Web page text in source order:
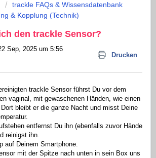
trackle FAQs & Wissensdatenbank
& Kopplung (Technik)
den trackle Sensor?
Drucken
Sep, 2025 um 5:56
trackle Sensor führst Du vor dem
vaginal, mit gewaschenen Händen, wie einen
bleibt er die ganze Nacht und misst Deine
entfernst Du ihn (ebenfalls zuvor Hände
reinigst ihn.
auf Deinem Smartphone.
mit der Spitze nach unten in sein Box uns